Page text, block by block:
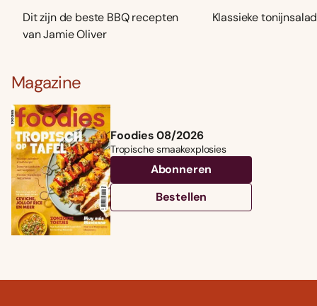
Dit zijn de beste BBQ recepten
van Jamie Oliver
Klassieke
Magazine
Foodies 08/2026
Tropische smaakexplosies
Abonneren
Bestellen